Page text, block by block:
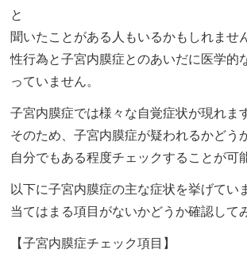
と
聞いたことがある人もいるかもしれませ
性行為と子宮内膜症とのあいだに医学的
っていません。
子宮内膜症では様々な自覚症状が現れま
そのため、子宮内膜症が疑われるかどう
自分でもある程度チェックすることが可
以下に子宮内膜症の主な症状を挙げてい
当てはまる項目がないかどうか確認して
【子宮内膜症チェック項目】